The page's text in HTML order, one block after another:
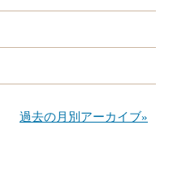
過去の月別アーカイブ»